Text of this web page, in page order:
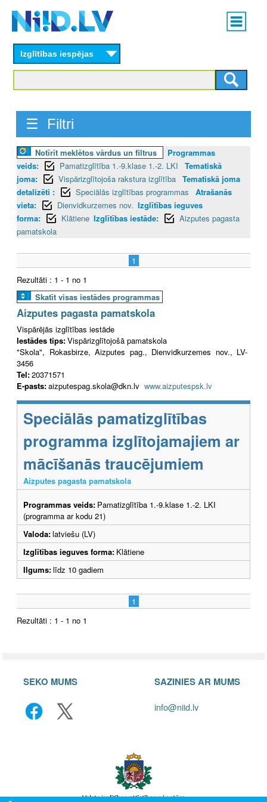
content
Main
menu
Izglītības iespējas
☰ Filtri
Notīrīt meklētos vārdus un filtrus
Programmas
veids:
Pamatizglītība 1.-9.klase 1.-2. LKI
Tematiskā
joma:
Vispārizglītojoša rakstura izglītība Tematiskā joma
detalizēti :
Speciālās izglītības programmas
Atrašanās
vieta:
Dienvidkurzemes nov. Izglītības ieguves
forma:
Klātiene Izglītības iestāde:
Aizputes pagasta
pamatskola
1
Rezultāti : 1 - 1 no 1
Skatīt visas iestādes programmas
Aizputes pagasta pamatskola
Vispārējās izglītības iestāde
Iestādes tips:Vispārizglītojošā pamatskola
"Skola", Rokasbirze, Aizputes pag., Dienvidkurzemes nov., LV-
3456
Tel:20371571
E-pasts:aizputespag.skola@dkn.lv www.aizputespsk.lv
Speciālās pamatizglītības
programma izglītojamajiem ar
mācīšanās traucējumiem
Aizputes pagasta pamatskola
Programmas veids: Pamatizglītība 1.-9.klase 1.-2. LKI
(programma ar kodu 21)
Valoda:latviešu (LV)
Izglītības ieguves forma: Klātiene
Ilgums:līdz 10 gadiem
1
Rezultāti : 1 - 1 no 1
SEKO MUMS SAZINIES AR MUMS
info@niid.lv